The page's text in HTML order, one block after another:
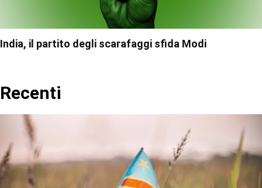
India, il partito degli scarafaggi sfida Modi
Recenti